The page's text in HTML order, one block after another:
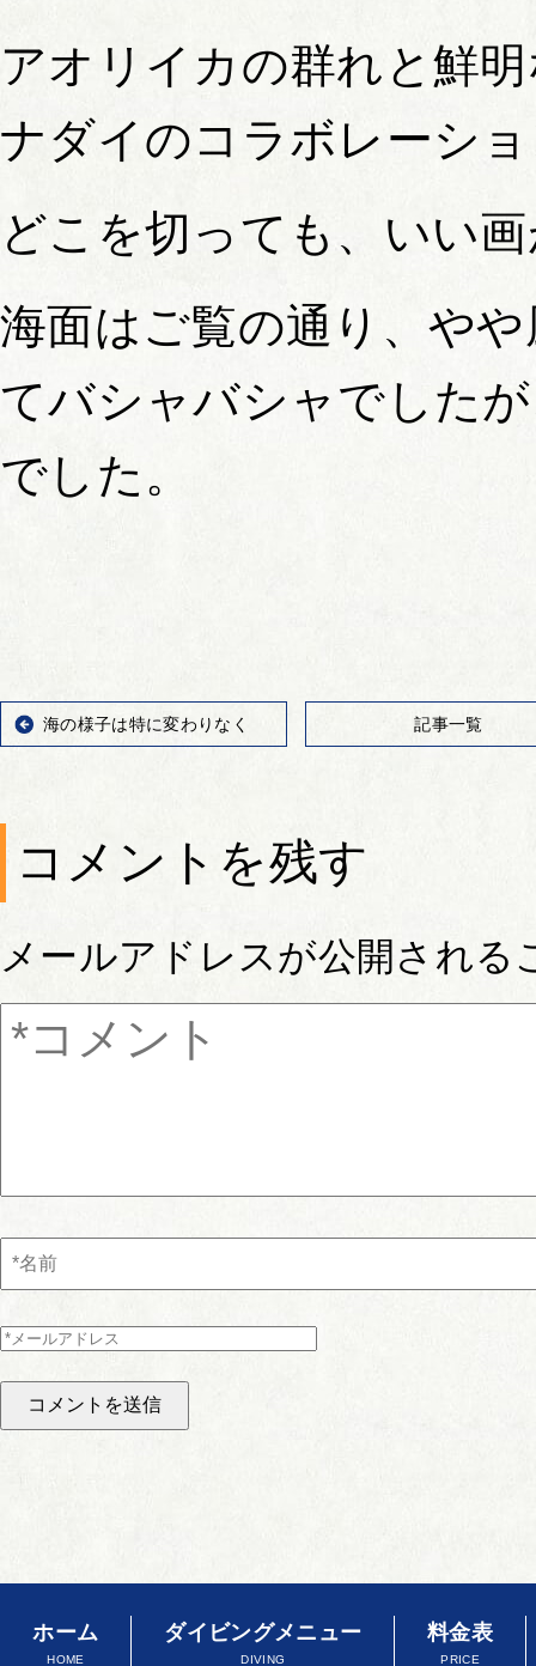
アオリイカの群れと鮮
ナダイのコラボレーシ
どこを切っても、いい
海面はご覧の通り、や
てバシャバシャでした
でした。
海の様子は特に変わりなく 記事一覧
コメントを残す
メールアドレスが公開される
ホーム
HOME
ダイビングメニュー
DIVING
料金表
PRICE